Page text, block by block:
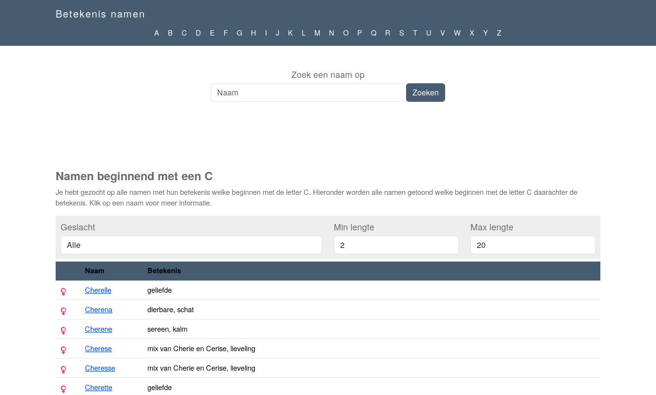
Betekenis namen
A B C D E F G H I J K L M N O P Q R S T U V W X Y Z
Zoek een naam op
Namen beginnend met een C
Je hebt gezocht op alle namen met hun betekenis welke beginnen met de letter C. Hieronder worden alle namen getoond welke beginnen met de letter C daarachter de
betekenis. Klik op een naam voor meer informatie.
Geslacht Min lengte Max lengte
Naam Betekenis
Cherelle
geliefde
Cherena
dierbare, schat
Cherene
sereen, kalm
Cherese
mix van Cherie en Cerise, lieveling
Cheresse
mix van Cherie en Cerise, lieveling
Cherette
geliefde